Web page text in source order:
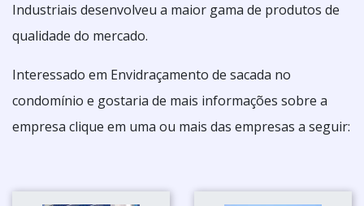
Industriais desenvolveu a maior gama de produtos de
qualidade do mercado.
Interessado em Envidraçamento de sacada no
condomínio e gostaria de mais informações sobre a
empresa clique em uma ou mais das empresas a seguir: